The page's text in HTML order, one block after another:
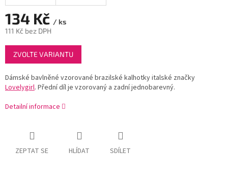
134 Kč / ks
111 Kč bez DPH
Měrná
cena:
ZVOLTE VARIANTU
Dámské bavlněné vzorované brazilské kalhotky italské značky
Lovelygirl. Přední díl je vzorovaný a zadní jednobarevný.
Detailní informace
ZEPTAT SE HLÍDAT SDÍLET